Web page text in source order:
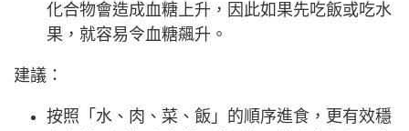
化合物會造成血糖上升，因此如果先吃飯或吃水
果，就容易令血糖飆升。
建議：
按照「水、肉、菜、飯」的順序進食，更有效穩